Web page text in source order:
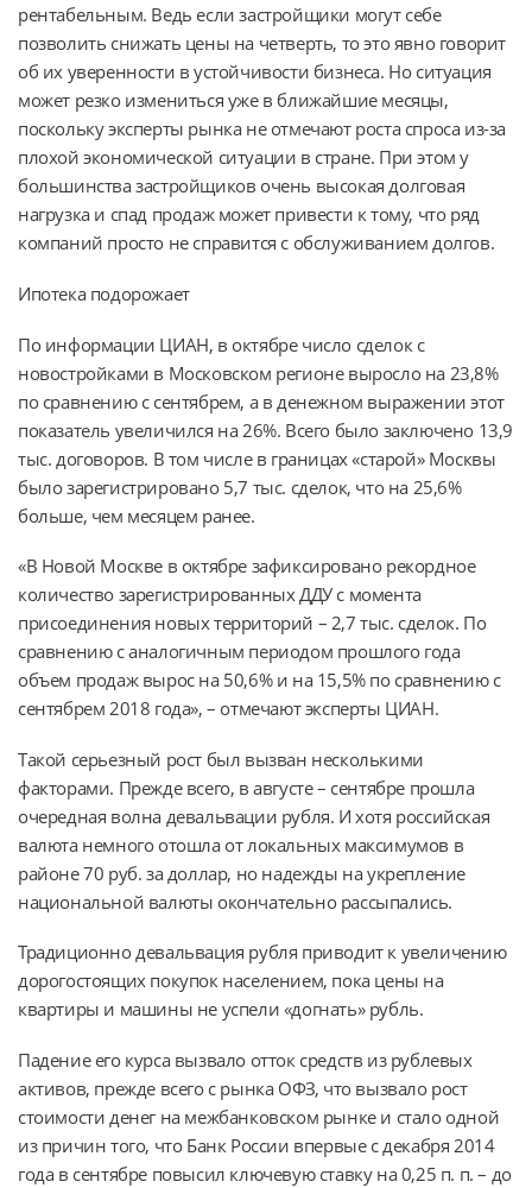
рентабельным. Ведь если застройщики могут себе
позволить снижать цены на четверть, то это явно говорит
об их уверенности в устойчивости бизнеса. Но ситуация
может резко измениться уже в ближайшие месяцы,
поскольку эксперты рынка не отмечают роста спроса из-за
плохой экономической ситуации в стране. При этом у
большинства застройщиков очень высокая долговая
нагрузка и спад продаж может привести к тому, что ряд
компаний просто не справится с обслуживанием долгов.
Ипотека подорожает
По информации ЦИАН, в октябре число сделок с
новостройками в Московском регионе выросло на 23,8%
по сравнению с сентябрем, а в денежном выражении этот
показатель увеличился на 26%. Всего было заключено 13,9
тыс. договоров. В том числе в границах «старой» Москвы
было зарегистрировано 5,7 тыс. сделок, что на 25,6%
больше, чем месяцем ранее.
«В Новой Москве в октябре зафиксировано рекордное
количество зарегистрированных ДДУ с момента
присоединения новых территорий – 2,7 тыс. сделок. По
сравнению с аналогичным периодом прошлого года
объем продаж вырос на 50,6% и на 15,5% по сравнению с
сентябрем 2018 года», – отмечают эксперты ЦИАН.
Такой серьезный рост был вызван несколькими
факторами. Прежде всего, в августе – сентябре прошла
очередная волна девальвации рубля. И хотя российская
валюта немного отошла от локальных максимумов в
районе 70 руб. за доллар, но надежды на укрепление
национальной валюты окончательно рассыпались.
Традиционно девальвация рубля приводит к увеличению
дорогостоящих покупок населением, пока цены на
квартиры и машины не успели «догнать» рубль.
Падение его курса вызвало отток средств из рублевых
активов, прежде всего с рынка ОФЗ, что вызвало рост
стоимости денег на межбанковском рынке и стало одной
из причин того, что Банк России впервые с декабря 2014
года в сентябре повысил ключевую ставку на 0,25 п. п. – до